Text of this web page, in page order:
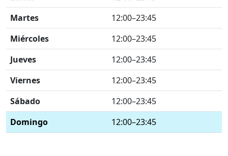
Martes
12:00–23:45
Miércoles
12:00–23:45
Jueves
12:00–23:45
Viernes
12:00–23:45
Sábado
12:00–23:45
Domingo
12:00–23:45